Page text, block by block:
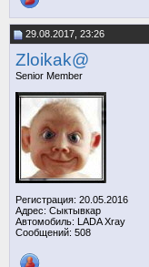
29.08.2017, 23:26
Zloikak@
Senior Member
Регистрация: 20.05.2016
Адрес: Сыктывкар
Автомобиль: LADA Xray
Сообщений: 508